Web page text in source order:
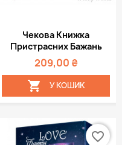
Чекова Книжка
Пристрасних Бажань
209,00 ₴
 У КОШИК
favorite_border